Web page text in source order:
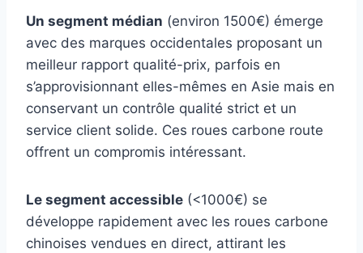
Un segment médian (environ 1500€) émerge
avec des marques occidentales proposant un
meilleur rapport qualité-prix, parfois en
s’approvisionnant elles-mêmes en Asie mais en
conservant un contrôle qualité strict et un
service client solide. Ces roues carbone route
offrent un compromis intéressant.
Le segment accessible (<1000€) se
développe rapidement avec les roues carbone
chinoises vendues en direct, attirant les